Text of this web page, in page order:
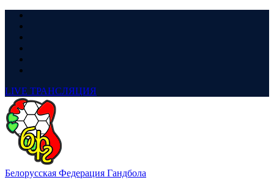
LIVE ТРАНСЛЯЦИЯ
Белорусская Федерация Гандбола